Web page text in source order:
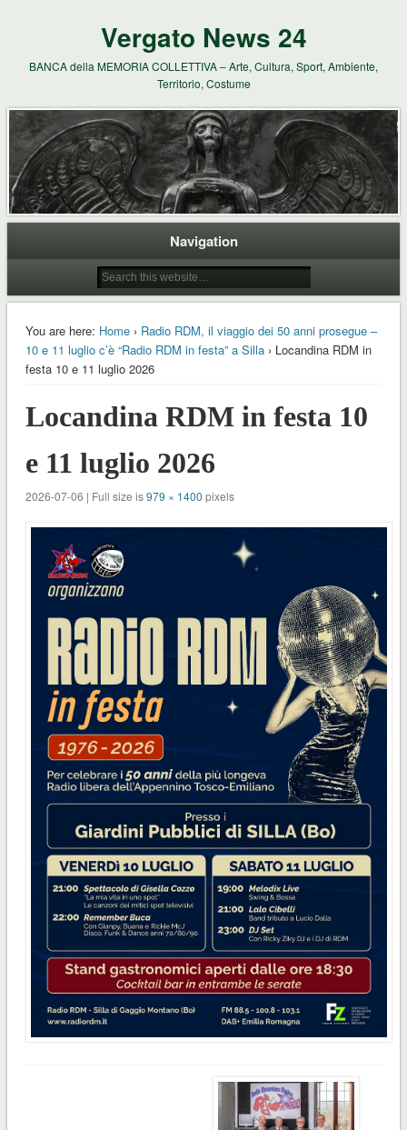
Vergato News 24
BANCA della MEMORIA COLLETTIVA – Arte, Cultura, Sport, Ambiente,
Territorio, Costume
Navigation
You are here: Home› Radio RDM, il viaggio dei 50 anni prosegue –
10 e 11 luglio c’è “Radio RDM in festa” a Silla› Locandina RDM in
festa 10 e 11 luglio 2026
Locandina RDM in festa 10
e 11 luglio 2026
2026-07-06 | Full size is979 × 1400 pixels